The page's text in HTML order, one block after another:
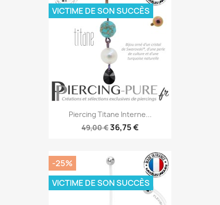
Piercing Titane Interne...
49,00 €36,75 €
VICTIME DE SON SUCCÈS
-25%
VICTIME DE SON SUCCÈS